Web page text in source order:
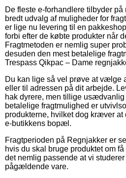
De fleste e-forhandlere tilbyder
bredt udvalg af muligheder for
er lige nu levering til en
forbi efter de købte produkter når
Fragtmetoden er nemlig super
desuden den mest betalelige
Trespass Qikpac – Dame
Du kan lige så vel prøve at vælge
eller til adressen på dit arbejde.
hak dyrere, men tillige usædvanlig
betalelige fragtmulighed er
produkterne, hvilket dog kræver
e-butikkens bopæl.
Fragtperioden på Regnjakker er
hvis du skal bruge produktet om
det nemlig passende at vi
pågældende vare.